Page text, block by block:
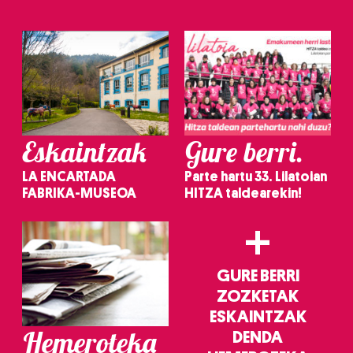
Eskaintzak
LA ENCARTADA
FABRIKA-MUSEOA
Gure berri.
Parte hartu 33. Lilatoian
HITZA taldearekin!
Hemeroteka
+
GURE BERRI
ZOZKETAK
ESKAINTZAK
DENDA